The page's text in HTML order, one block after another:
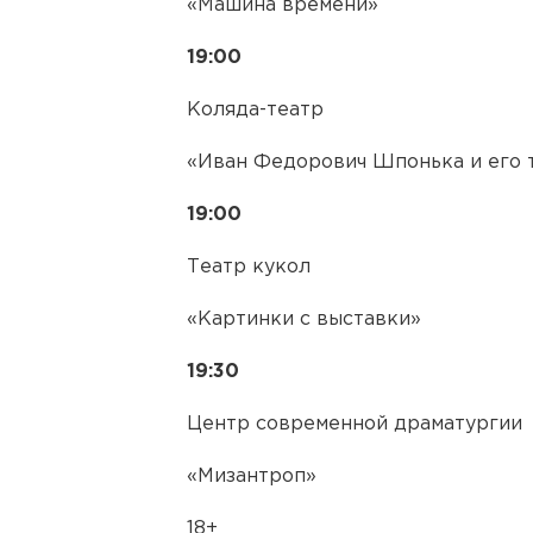
«Машина времени»
19:00
Коляда-театр
«Иван Федорович Шпонька и его
19:00
Театр кукол
«Картинки с выставки»
19:30
Центр современной драматургии
«Мизантроп»
18+